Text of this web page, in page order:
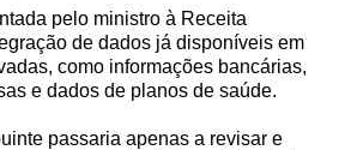
pelo ministro à Receita
de dados já disponíveis em
como informações bancárias,
e dados de planos de saúde.
passaria apenas a revisar e